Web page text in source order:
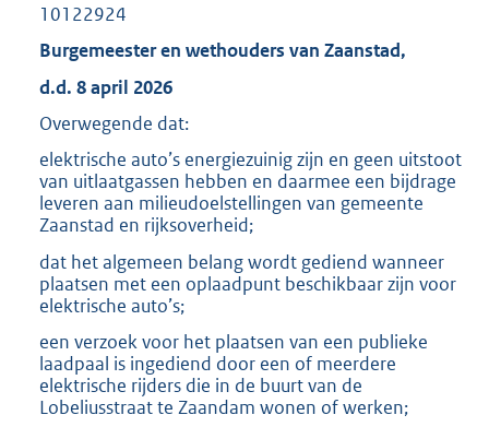
b
10122924
Burgemeester en wethouders van Zaanstad,
d.d. 8 april 2026
Overwegende dat:
elektrische auto’s energiezuinig zijn en geen uitstoot
van uitlaatgassen hebben en daarmee een bijdrage
leveren aan milieudoelstellingen van gemeente
Zaanstad en rijksoverheid;
dat het algemeen belang wordt gediend wanneer
plaatsen met een oplaadpunt beschikbaar zijn voor
elektrische auto’s;
een verzoek voor het plaatsen van een publieke
laadpaal is ingediend door een of meerdere
elektrische rijders die in de buurt van de
Lobeliusstraat te Zaandam wonen of werken;